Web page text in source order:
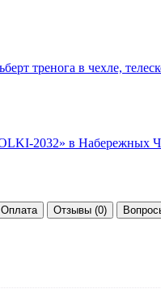
Оплата Отзывы (0)